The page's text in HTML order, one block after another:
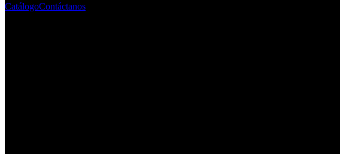
CatálogoContáctanos